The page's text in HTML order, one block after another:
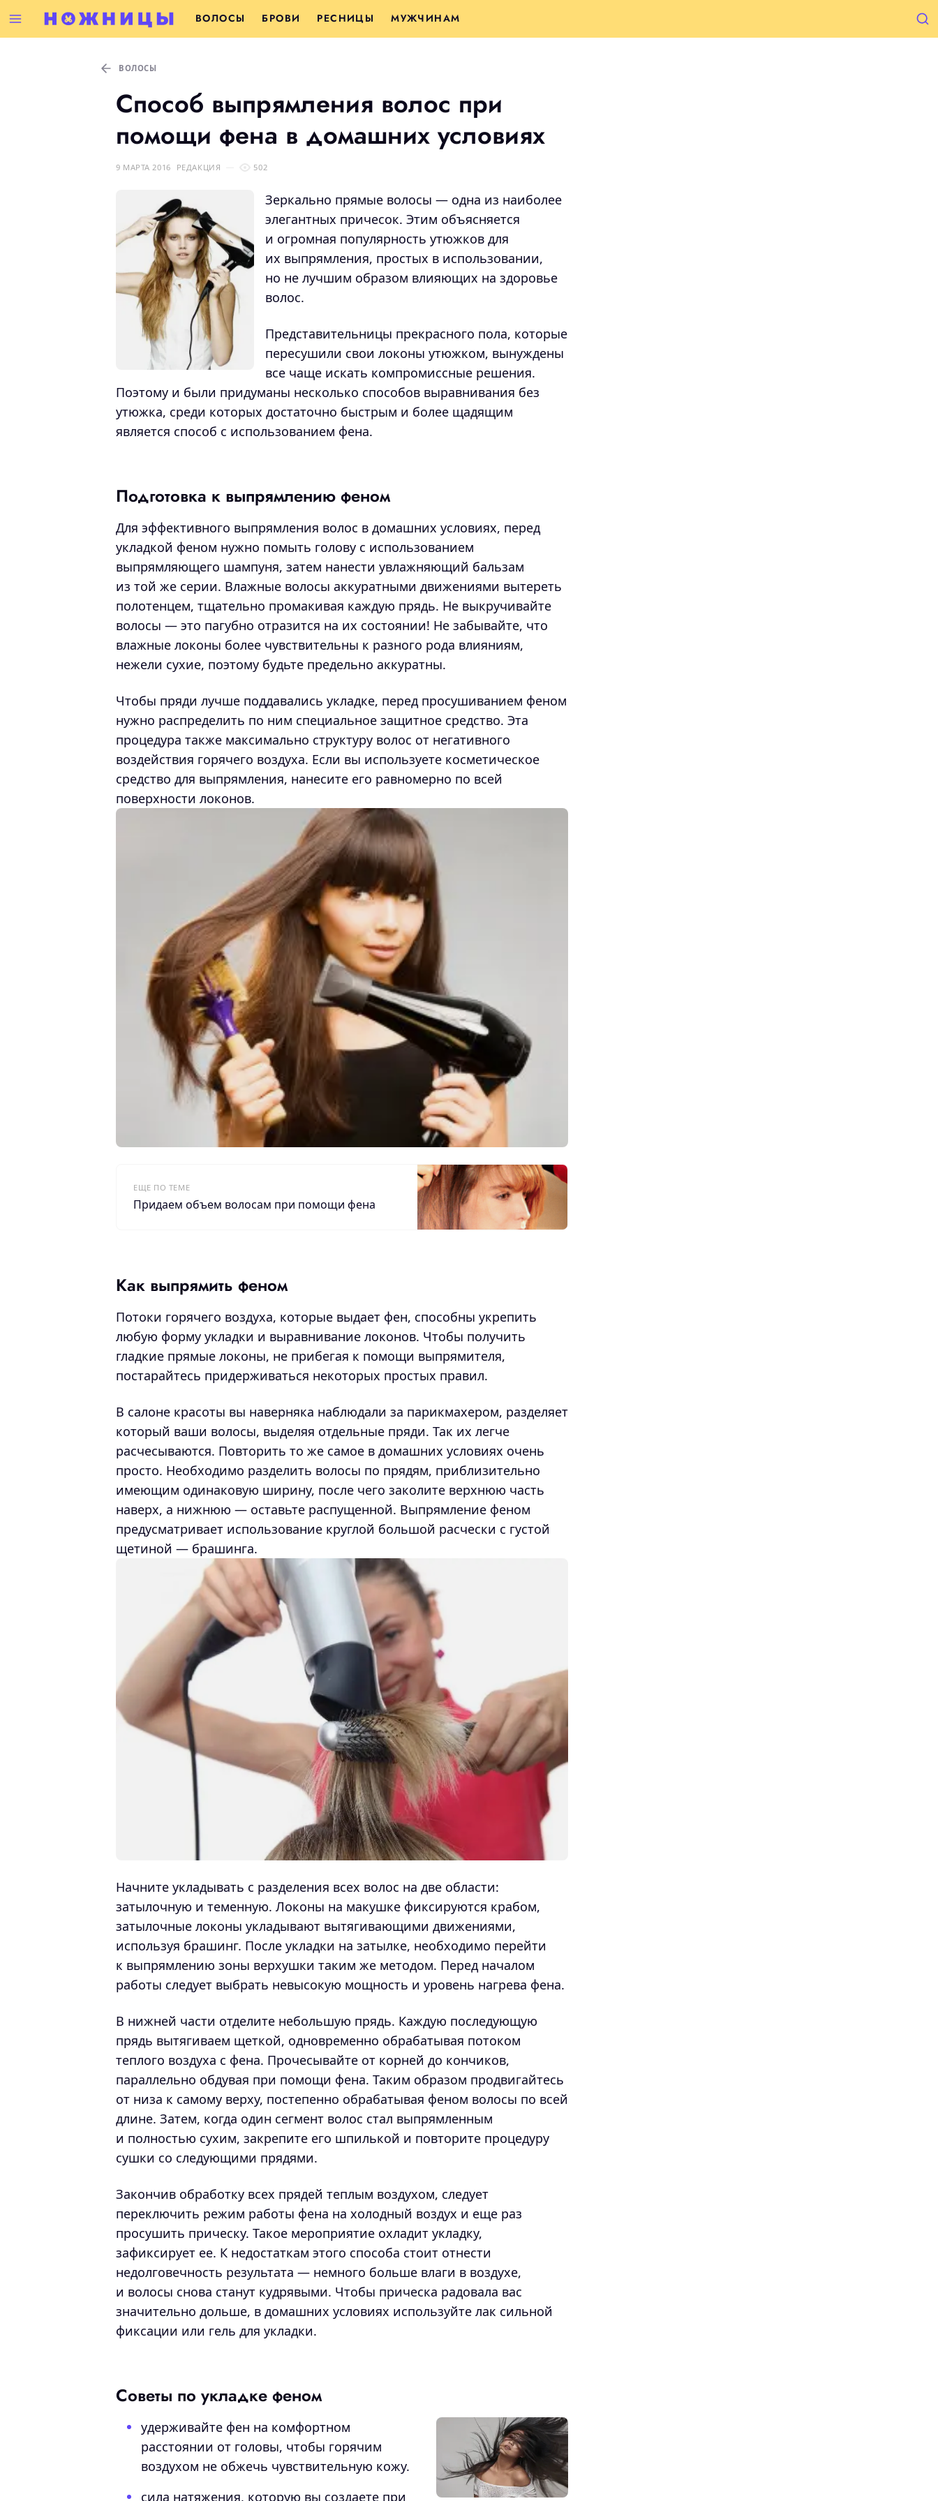
ВОЛОСЫ БРОВИ РЕСНИЦЫ МУЖЧИНАМ
ВОЛОСЫ
Способ выпрямления волос при
помощи фена в домашних условиях
9 МАРТА 2016 РЕДАКЦИЯ 502
Зеркально прямые волосы — одна из наиболее
элегантных причесок. Этим объясняется
и огромная популярность утюжков для
их выпрямления, простых в использовании,
но не лучшим образом влияющих на здоровье
волос.
Представительницы прекрасного пола, которые
пересушили свои локоны утюжком, вынуждены
все чаще искать компромиссные решения.
Поэтому и были придуманы несколько способов выравнивания без
утюжка, среди которых достаточно быстрым и более щадящим
является способ с использованием фена.
Подготовка к выпрямлению феном
Для эффективного выпрямления волос в домашних условиях, перед
укладкой феном нужно помыть голову с использованием
выпрямляющего шампуня, затем нанести увлажняющий бальзам
из той же серии. Влажные волосы аккуратными движениями вытереть
полотенцем, тщательно промакивая каждую прядь. Не выкручивайте
волосы — это пагубно отразится на их состоянии! Не забывайте, что
влажные локоны более чувствительны к разного рода влияниям,
нежели сухие, поэтому будьте предельно аккуратны.
Чтобы пряди лучше поддавались укладке, перед просушиванием феном
нужно распределить по ним специальное защитное средство. Эта
процедура также максимально структуру волос от негативного
воздействия горячего воздуха. Если вы используете косметическое
средство для выпрямления, нанесите его равномерно по всей
поверхности локонов.
ЕЩЕ ПО ТЕМЕ
Придаем объем волосам при помощи фена
Как выпрямить феном
Потоки горячего воздуха, которые выдает фен, способны укрепить
любую форму укладки и выравнивание локонов. Чтобы получить
гладкие прямые локоны, не прибегая к помощи выпрямителя,
постарайтесь придерживаться некоторых простых правил.
В салоне красоты вы наверняка наблюдали за парикмахером, разделяет
который ваши волосы, выделяя отдельные пряди. Так их легче
расчесываются. Повторить то же самое в домашних условиях очень
просто. Необходимо разделить волосы по прядям, приблизительно
имеющим одинаковую ширину, после чего заколите верхнюю часть
наверх, а нижнюю — оставьте распущенной. Выпрямление феном
предусматривает использование круглой большой расчески с густой
щетиной — брашинга.
Начните укладывать с разделения всех волос на две области:
затылочную и теменную. Локоны на макушке фиксируются крабом,
затылочные локоны укладывают вытягивающими движениями,
используя брашинг. После укладки на затылке, необходимо перейти
к выпрямлению зоны верхушки таким же методом. Перед началом
работы следует выбрать невысокую мощность и уровень нагрева фена.
В нижней части отделите небольшую прядь. Каждую последующую
прядь вытягиваем щеткой, одновременно обрабатывая потоком
теплого воздуха с фена. Прочесывайте от корней до кончиков,
параллельно обдувая при помощи фена. Таким образом продвигайтесь
от низа к самому верху, постепенно обрабатывая феном волосы по всей
длине. Затем, когда один сегмент волос стал выпрямленным
и полностью сухим, закрепите его шпилькой и повторите процедуру
сушки со следующими прядями.
Закончив обработку всех прядей теплым воздухом, следует
переключить режим работы фена на холодный воздух и еще раз
просушить прическу. Такое мероприятие охладит укладку,
зафиксирует ее. К недостаткам этого способа стоит отнести
недолговечность результата — немного больше влаги в воздухе,
и волосы снова станут кудрявыми. Чтобы прическа радовала вас
значительно дольше, в домашних условиях используйте лак сильной
фиксации или гель для укладки.
Советы по укладке феном
удерживайте фен на комфортном
расстоянии от головы, чтобы горячим
воздухом не обжечь чувствительную кожу.
сила натяжения, которую вы создаете при